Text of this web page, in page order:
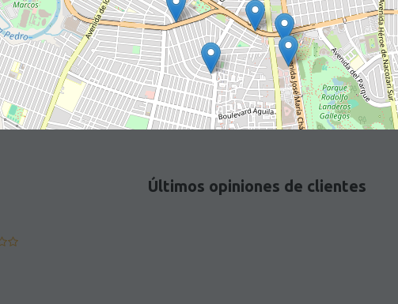
Últimos opiniones de clientes